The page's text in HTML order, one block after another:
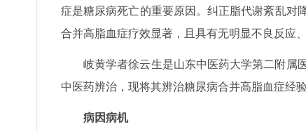
症是糖尿病死亡的重要原因。纠正脂代谢紊乱对
合并高脂血症疗效显著，且具有无明显不良反应
岐黄学者徐云生是山东中医药大学第二附属
中医药辨治，现将其辨治糖尿病合并高脂血症经验
病因病机